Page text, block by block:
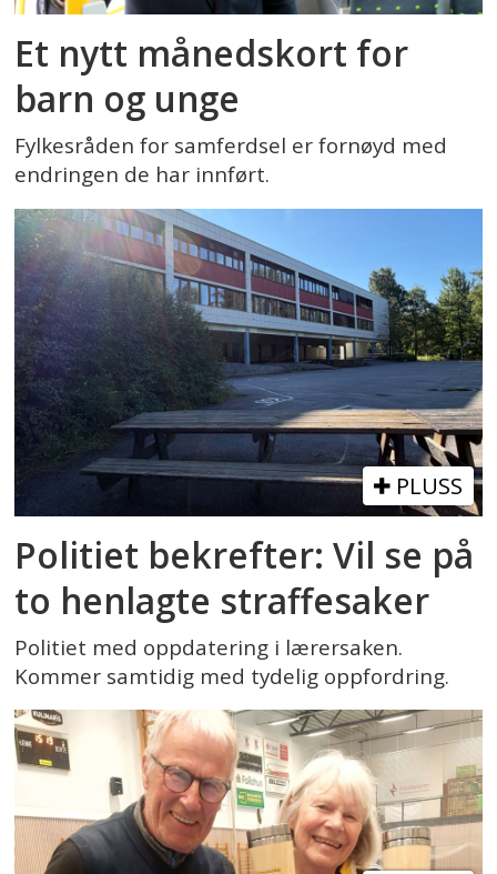
Et nytt månedskort for
barn og unge
Fylkesråden for samferdsel er fornøyd med
endringen de har innført.
PLUSS
Politiet bekrefter: Vil se på
to henlagte straffesaker
Politiet med oppdatering i lærersaken.
Kommer samtidig med tydelig oppfordring.